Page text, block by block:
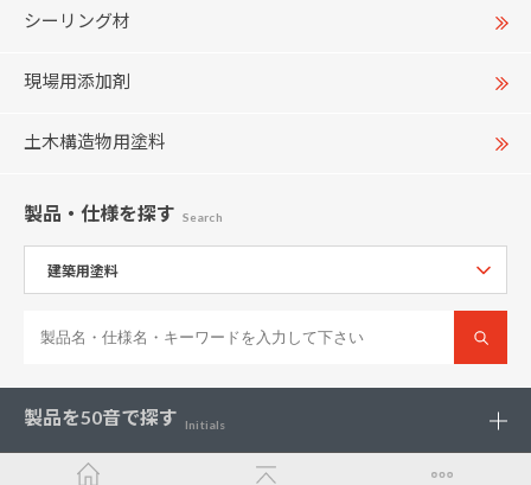
シーリング材
現場用添加剤
土木構造物用塗料
製品・仕様を探す Search
製品を50音で探す Initials